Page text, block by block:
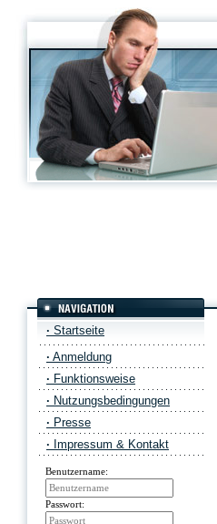
· Startseite
· Anmeldung
· Funktionsweise
· Nutzungsbedingungen
· Presse
· Impressum & Kontakt
Benutzername:
Passwort: